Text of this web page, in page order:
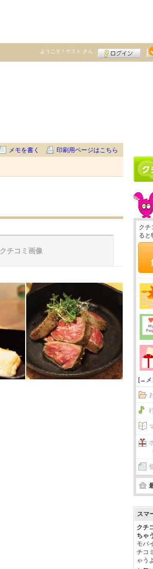
ようこそ！ ゲスト さん
メモを書く 印刷用ページはこちら
クチコミ画像
クチ
ると
[→メ
スマ
クチ
ちゃ
モバ
チコ
ゃう